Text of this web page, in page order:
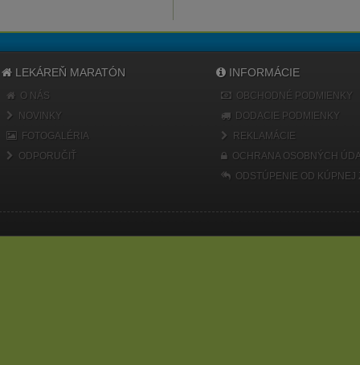
LEKÁREŇ MARATÓN
O NÁS
NOVINKY
FOTOGALÉRIA
ODPORUČIŤ
INFORMÁCIE
OBCHODNÉ PODMIENKY
DODACIE PODMIENKY
REKLAMÁCIE
OCHRANA OSOBNÝCH
ODSTÚPENIE OD KÚPNEJ